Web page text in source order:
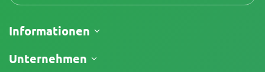
Informationen
Versand
Unternehmen